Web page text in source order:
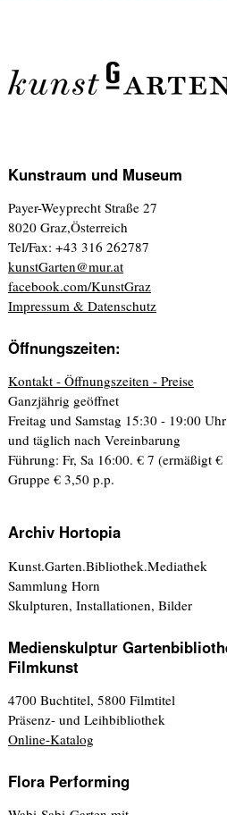
Kunstraum und Museum
Payer-Weyprecht Straße 27
8020 Graz,Österreich
Tel/Fax: +43 316 262787
kunstGarten@mur.at
facebook.com/KunstGraz
Impressum & Datenschutz
Öffnungszeiten:
Kontakt - Öffnungszeiten - Preise
Ganzjährig geöffnet
Freitag und Samstag 15:30 - 19:00 Uhr
und täglich nach Vereinbarung
Führung: Fr, Sa 16:00. € 7 (ermäßigt
Gruppe € 3,50 p.p.
Archiv Hortopia
Kunst.Garten.Bibliothek.Mediathek
Sammlung Horn
Skulpturen, Installationen, Bilder
Medienskulptur
Filmkunst
4700 Buchtitel, 5800 Filmtitel
Präsenz- und Leihbibliothek
Online-Katalog
Flora Performing